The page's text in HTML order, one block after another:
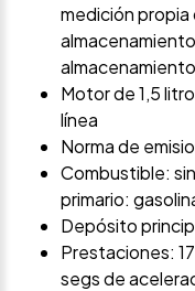
medición
Motor de 1,5
línea
Norma de
Combustible:
primario:
Depósito
Prestaciones:
segs de